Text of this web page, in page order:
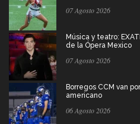
07 Agosto 2026
Música y teatro:
de la Ópera Mexico
07 Agosto 2026
Borregos CCM van
americano
06 Agosto 2026